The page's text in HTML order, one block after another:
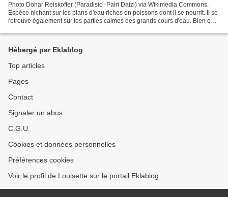
Photo Donar Reiskoffer (Paradisio -Pairi Daizi) via Wikimedia Commons.
Espèce nichant sur les plans d'eau riches en poissons dont il se nourrit. Il se
retrouve également sur les parties calmes des grands cours d'eau. Bien que
Hébergé par Eklablog
Top articles
Pages
Contact
Signaler un abus
C.G.U.
Cookies et données personnelles
Préférences cookies
Voir le profil de Louisette sur le portail Eklablog